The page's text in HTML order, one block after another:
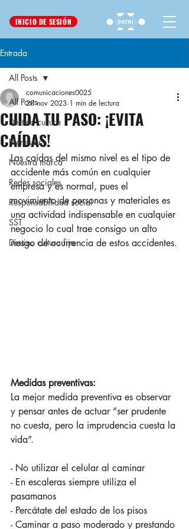
INICIO DE SESIÓN
Entrada
All Posts
Destino cultura
Bienestar
Nuestra marca
Redes sociales
Responsabilidad social
SST
Destino cultura fija
All Posts
CUIDA TU PASO: ¡EVITA
CAÍDAS!​
comunicaciones0025
28 nov 2023 1 min de lectura
Las caídas del mismo nivel es el tipo de
accidente más común en cualquier
empresa y es normal, pues el
movimiento de personas y materiales es
una actividad indispensable en cualquier
negocio lo cual trae consigo un alto
riesgo de ocurrencia de estos accidentes.
Medidas preventivas:
La mejor medida preventiva es observar
y pensar antes de actuar “ser prudente
no cuesta, pero la imprudencia cuesta la
vida”.​
- No utilizar el celular al caminar​
- En escaleras siempre utiliza el
pasamanos ​
- Percátate del estado de los pisos​
- Caminar a paso moderado y prestando